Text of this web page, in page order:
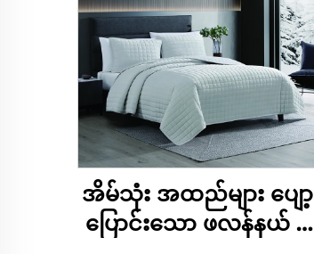
အိမ်သုံး အထည်များ ပျော့
ပြောင်းသော ဖလန်နယ် ဖ